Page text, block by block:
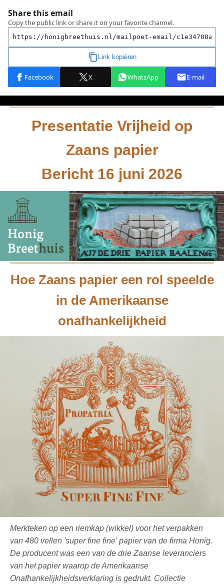
Presentatie Vrijheid op
Zaans papier
Bericht 16 juni 2026
Hoe Zaans papier een rol speelde
in de Amerikaanse
onafhankelijkheid
Merkteken op een riemkap (wikkel) voor het verpakken
van 480 vellen 'super fine fine' papier van de firma Honig.
De producent was een van de drie Zaanse leveranciers
van het papier waarop de Amerikaanse
Onafhankelijkheidsverklaring is gedrukt. Collectie